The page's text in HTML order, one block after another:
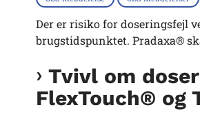
Der er risiko for doseringsfejl
brugstidspunktet. Pradaxa®
Tvivl om
FlexTouch® og